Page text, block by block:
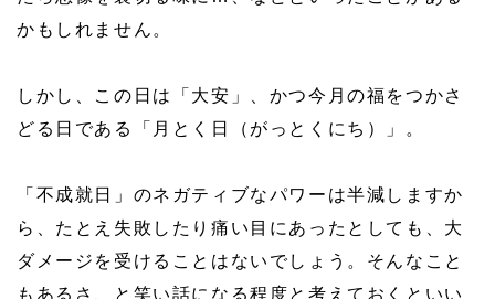
かもしれません。
しかし、この日は「大安」、かつ今月の福をつかさ
どる日である「月とく日（がっとくにち）」。
「不成就日」のネガティブなパワーは半減しますか
ら、たとえ失敗したり痛い目にあったとしても、大
ダメージを受けることはないでしょう。そんなこと
もあるさ、と笑い話になる程度と考えておくといい